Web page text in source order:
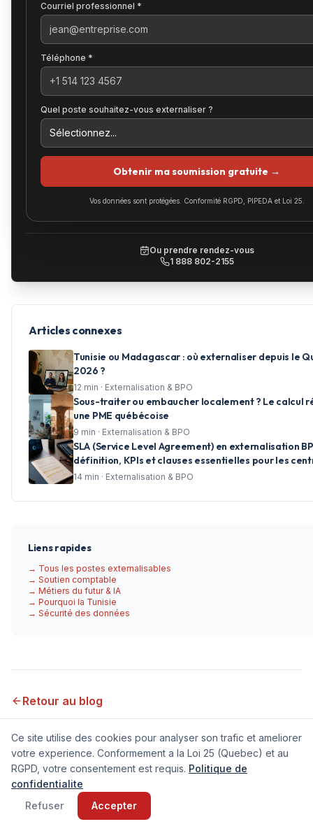
Courriel professionnel *
Téléphone *
Quel poste souhaitez-vous externaliser ?
Obtenir ma soumission gratuite →
Vos données sont protégées. Conformité RGPD, PIPEDA et Loi 25.
Ou prendre rendez-vous
1 888 802-2155
Articles connexes
Tunisie ou Madagascar : où externaliser depuis le
2026 ?
12 min · Externalisation & BPO
Sous-traiter ou embaucher localement ? Le calcul
une PME québécoise
9 min · Externalisation & BPO
SLA (Service Level Agreement) en externalisation
définition, KPIs et clauses essentielles pour les
d'appels
14 min · Externalisation & BPO
Liens rapides
→ Tous les postes externalisables
→ Soutien comptable
→ Métiers du futur & IA
→ Pourquoi la Tunisie
→ Sécurité des données
Retour au blog
Elyes disponible cette semaine
Visite virtuelle de nos bureaux
Ce site utilise des cookies pour analyser son trafic et ameliorer
votre experience. Conformement a la Loi 25 (Quebec) et au
RGPD, votre consentement est requis. Politique de
confidentialite
Refuser
Accepter